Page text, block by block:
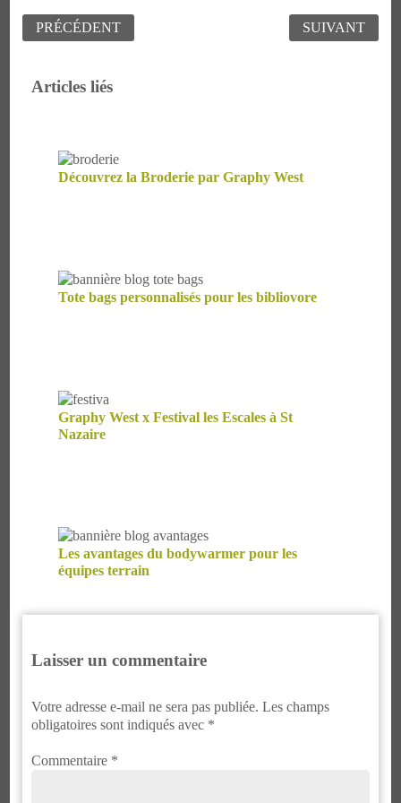
Navigation
l’article
PRÉCÉDENT SUIVANT
Articles liés
Découvrez la Broderie par Graphy West
Tote bags personnalisés pour les bibliovore
Graphy West x Festival les Escales à St
Nazaire
Les avantages du bodywarmer pour les
équipes terrain
Laisser un commentaire
Votre adresse e-mail ne sera pas publiée. Les champs
obligatoires sont indiqués avec *
Commentaire *